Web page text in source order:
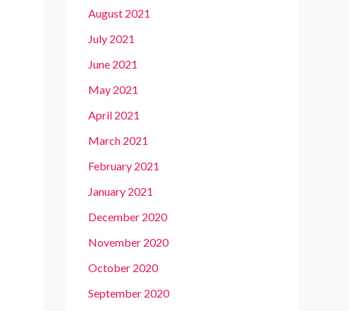
August 2021
July 2021
June 2021
May 2021
April 2021
March 2021
February 2021
January 2021
December 2020
November 2020
October 2020
September 2020